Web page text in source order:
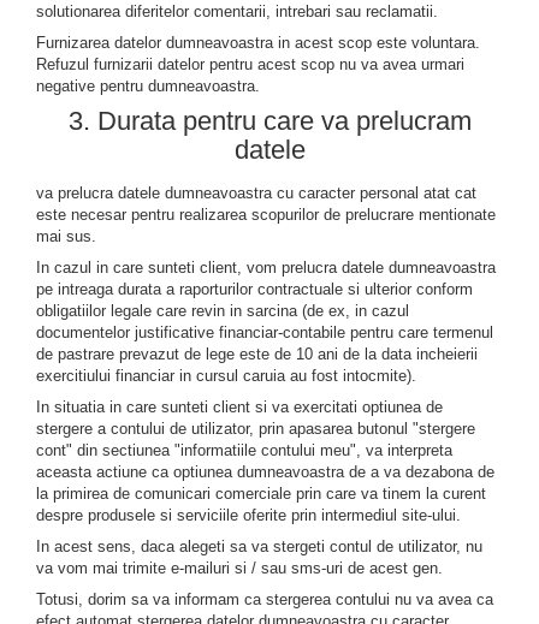
solutionarea diferitelor comentarii, intrebari sau reclamatii.
Furnizarea datelor dumneavoastra in acest scop este voluntara.
Refuzul furnizarii datelor pentru acest scop nu va avea urmari
negative pentru dumneavoastra.
3. Durata pentru care va prelucram
datele
va prelucra datele dumneavoastra cu caracter personal atat cat
este necesar pentru realizarea scopurilor de prelucrare mentionate
mai sus.
In cazul in care sunteti client, vom prelucra datele dumneavoastra
pe intreaga durata a raporturilor contractuale si ulterior conform
obligatiilor legale care revin in sarcina (de ex, in cazul
documentelor justificative financiar-contabile pentru care termenul
de pastrare prevazut de lege este de 10 ani de la data incheierii
exercitiului financiar in cursul caruia au fost intocmite).
In situatia in care sunteti client si va exercitati optiunea de
stergere a contului de utilizator, prin apasarea butonul "stergere
cont" din sectiunea "informatiile contului meu", va interpreta
aceasta actiune ca optiunea dumneavoastra de a va dezabona de
la primirea de comunicari comerciale prin care va tinem la curent
despre produsele si serviciile oferite prin intermediul site-ului.
In acest sens, daca alegeti sa va stergeti contul de utilizator, nu
va vom mai trimite e-mailuri si / sau sms-uri de acest gen.
Totusi, dorim sa va informam ca stergerea contului nu va avea ca